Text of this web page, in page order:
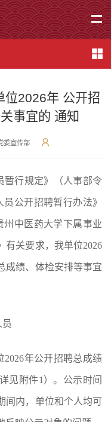
位2026年 公开招
事宜的 通知
委宣传部
暂行规定》（人事部令
公开招聘暂行办法》
州中医药大学下属事业
有关要求，我单位2026
成绩、体检安排等事宜
2026年公开招聘总成绩
见附件1）。公示时间
间内，单位和个人均可